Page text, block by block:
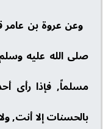
وعن عروة بن عامر
صلى الله عليه
مسلماً, فإذا رأى
بالحسنات إلا أنت,